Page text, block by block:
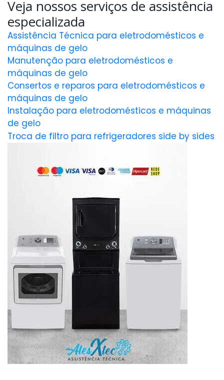
Veja nossos serviços de assistência
especializada
Assistência Técnica para eletrodomésticos e
máquinas de gelo
Manutenção para eletrodomésticos e
máquinas de gelo
Consertos e reparos para eletrodomésticos e
máquinas de gelo
Instalação para eletrodomésticos e máquinas
de gelo
Troca de filtro para refrigeradores side by sides